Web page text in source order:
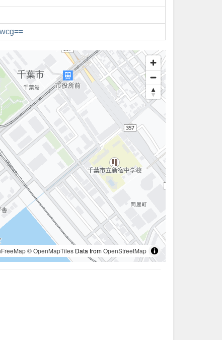
© OpenMapTiles Data fromOpenStreetMap